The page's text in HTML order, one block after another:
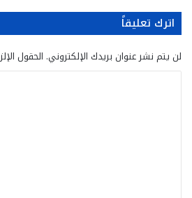
اترك تعليقاً
لن يتم نشر عنوان بريدك الإلكتروني. الحقول